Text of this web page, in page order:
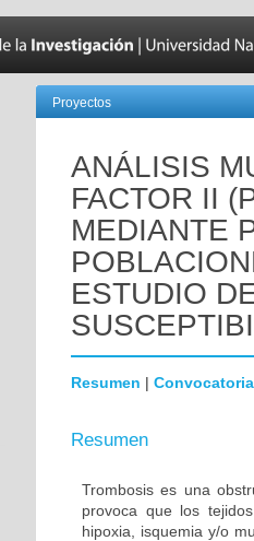
Proyectos
ANÁLISIS
FACTOR II
MEDIANTE
ESTUDIO
Resumen | Convocatoria
Resumen
Trombosis es una
provoca que los
hipoxia, isquemia y/o